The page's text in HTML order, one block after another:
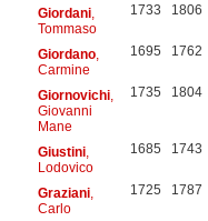
Giordani,
Tommaso
1733 1806
Giordano,
Carmine
1695 1762
Giornovichi,
Giovanni
Mane
1735 1804
Giustini,
Lodovico
1685 1743
Graziani,
Carlo
1725 1787